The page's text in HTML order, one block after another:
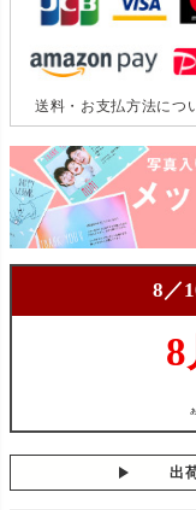
送料・お支払方法につ
出